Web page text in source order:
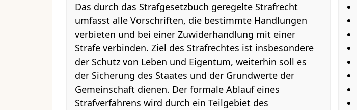
Das durch das Strafgesetzbuch geregelte Strafrecht
umfasst alle Vorschriften, die bestimmte Handlungen
verbieten und bei einer Zuwiderhandlung mit einer
Strafe verbinden. Ziel des Strafrechtes ist insbesondere
der Schutz von Leben und Eigentum, weiterhin soll es
der Sicherung des Staates und der Grundwerte der
Gemeinschaft dienen. Der formale Ablauf eines
Strafverfahrens wird durch ein Teilgebiet des